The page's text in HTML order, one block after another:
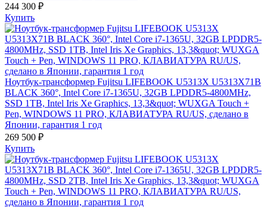
244 300 ₽
Купить
Ноутбук-трансформер Fujitsu LIFEBOOK U5313X U5313X71B
BLACK 360°, Intel Core i7-1365U, 32GB LPDDR5-4800MHz,
SSD 1TB, Intel Iris Xe Graphics, 13,3&quot; WUXGA Touch +
Pen, WINDOWS 11 PRO, КЛАВИАТУРА RU/US, сделано в
Японии, гарантия 1 год
269 500 ₽
Купить